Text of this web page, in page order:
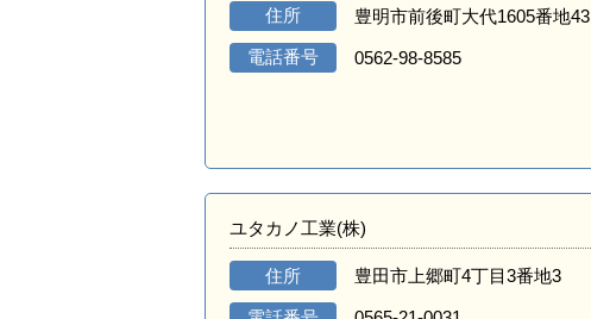
住所 豊明市前後町大代1605番地43
電話番号 0562-98-8585
ユタカノ工業(株)
住所 豊田市上郷町4丁目3番地3